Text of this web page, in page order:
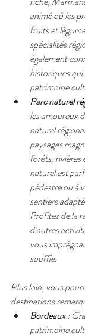
animé où les
fruits et
spécialités
également
historiques
patrimoine
Parc naturel
les amoureux
naturel
paysages
forêts, rivières
naturel est
pédestre ou à
sentiers
Profitez de la
d’autres
vous
souffle.
Plus loin, vous
destinations
Bordeaux :
patrimoine